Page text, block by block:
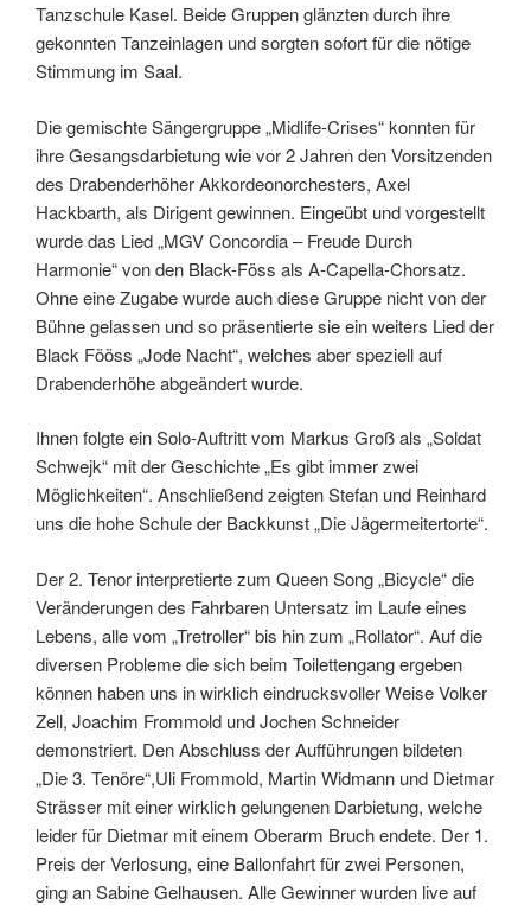
Tanzschule Kasel. Beide Gruppen glänzten durch ihre
gekonnten Tanzeinlagen und sorgten sofort für die nötige
Stimmung im Saal.
Die gemischte Sängergruppe „Midlife-Crises“ konnten für
ihre Gesangsdarbietung wie vor 2 Jahren den Vorsitzenden
des Drabenderhöher Akkordeonorchesters, Axel
Hackbarth, als Dirigent gewinnen. Eingeübt und vorgestellt
wurde das Lied „MGV Concordia – Freude Durch
Harmonie“ von den Black-Föss als A-Capella-Chorsatz.
Ohne eine Zugabe wurde auch diese Gruppe nicht von der
Bühne gelassen und so präsentierte sie ein weiters Lied der
Black Fööss „Jode Nacht“, welches aber speziell auf
Drabenderhöhe abgeändert wurde.
Ihnen folgte ein Solo-Auftritt vom Markus Groß als „Soldat
Schwejk“ mit der Geschichte „Es gibt immer zwei
Möglichkeiten“. Anschließend zeigten Stefan und Reinhard
uns die hohe Schule der Backkunst „Die Jägermeitertorte“.
Der 2. Tenor interpretierte zum Queen Song „Bicycle“ die
Veränderungen des Fahrbaren Untersatz im Laufe eines
Lebens, alle vom „Tretroller“ bis hin zum „Rollator“. Auf die
diversen Probleme die sich beim Toilettengang ergeben
können haben uns in wirklich eindrucksvoller Weise Volker
Zell, Joachim Frommold und Jochen Schneider
demonstriert. Den Abschluss der Aufführungen bildeten
„Die 3. Tenöre“,Uli Frommold, Martin Widmann und Dietmar
Strässer mit einer wirklich gelungenen Darbietung, welche
leider für Dietmar mit einem Oberarm Bruch endete. Der 1.
Preis der Verlosung, eine Ballonfahrt für zwei Personen,
ging an Sabine Gelhausen. Alle Gewinner wurden live auf